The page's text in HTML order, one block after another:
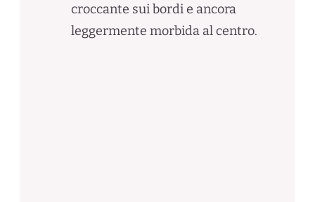
croccante sui bordi e ancora
leggermente morbida al centro.